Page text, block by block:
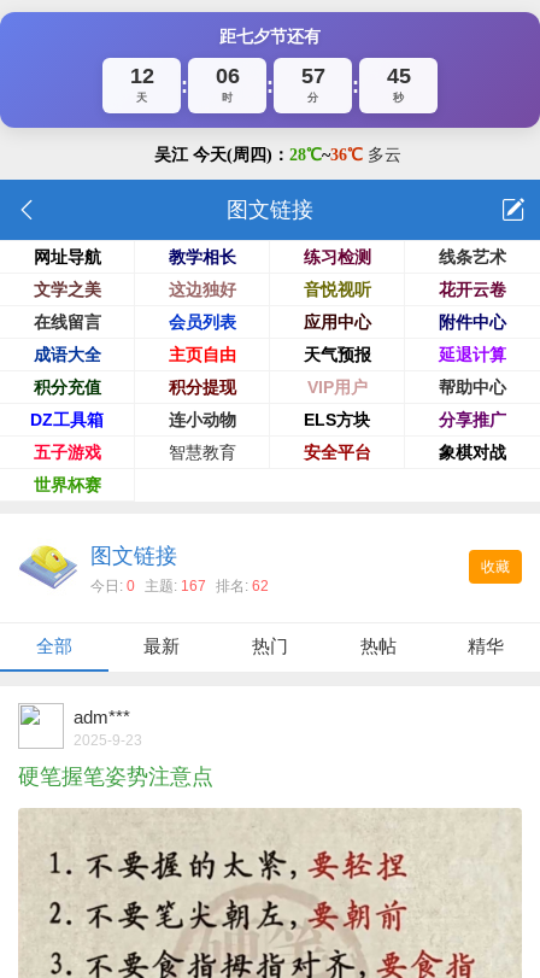
距七夕节还有
12
天
: 06
时
: 57
分
: 45
秒
图文链接
网址导航 教学相长 练习检测
线条艺术
文学之美
这边独好 音悦视听
花开云卷
在线留言
会员列表 应用中心
附件中心
成语大全
主页自由 天气预报
延退计算
积分充值
积分提现 VIP用户
帮助中心
DZ工具箱
连小动物 ELS方块
分享推广
五子游戏
智慧教育 安全平台
象棋对战
世界杯赛
收藏
图文链接
今日: 0 主题: 167 排名: 62
全部 最新 热门 热帖 精华
adm***
2025-9-23
硬笔握笔姿势注意点